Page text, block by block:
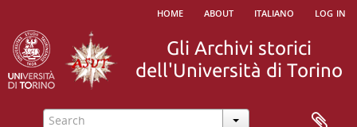
home about italiano log in